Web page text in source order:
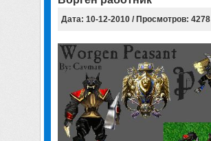
Дата: 10-12-2010 / Просмотров: 4278